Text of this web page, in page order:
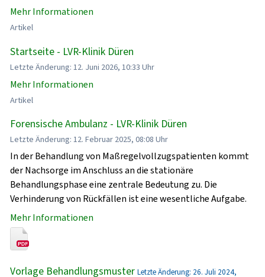
Mehr Informationen
Artikel
Startseite - LVR-Klinik Düren
Letzte Änderung: 12. Juni 2026, 10:33 Uhr
Mehr Informationen
Artikel
Forensische Ambulanz - LVR-Klinik Düren
Letzte Änderung: 12. Februar 2025, 08:08 Uhr
In der Behandlung von Maßregelvollzugspatienten kommt
der Nachsorge im Anschluss an die stationäre
Behandlungsphase eine zentrale Bedeutung zu. Die
Verhinderung von Rückfällen ist eine wesentliche Aufgabe.
Mehr Informationen
Vorlage Behandlungsmuster Letzte Änderung: 26. Juli 2024,